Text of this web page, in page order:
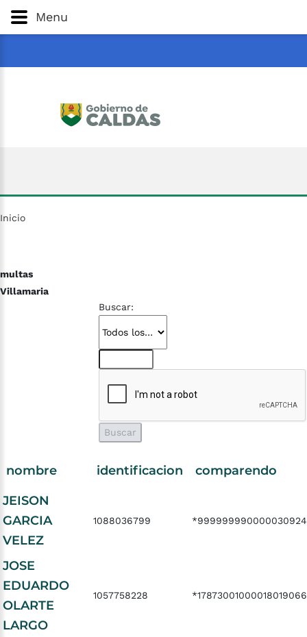
Gobernación
Menu
Inicio
multas
Villamaria
Buscar:
nombre identificacion
comparendo
JEISON
GARCIA
VELEZ
1088036799
JOSE
EDUARDO
OLARTE
LARGO
1057758228 *17873001000018019066